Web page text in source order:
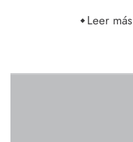
Leer más